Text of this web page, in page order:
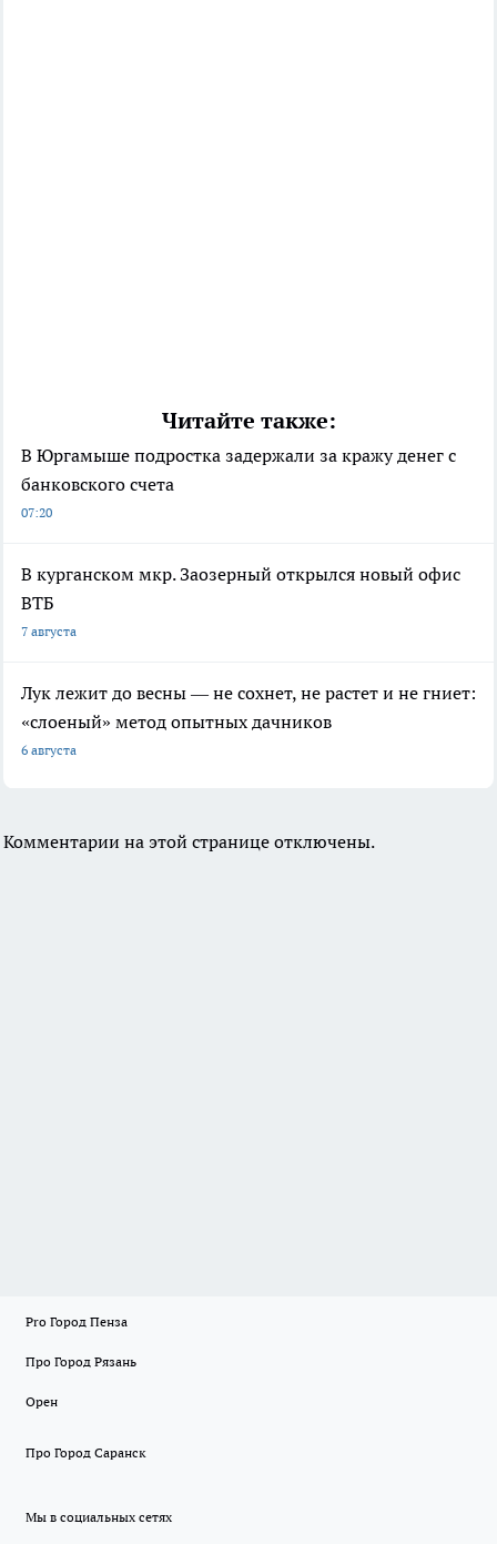
Читайте также:
В Юргамыше подростка задержали за кражу денег с
банковского счета
07:20
В курганском мкр. Заозерный открылся новый офис
ВТБ
7 августа
Лук лежит до весны — не сохнет, не растет и не гниет:
«слоеный» метод опытных дачников
6 августа
Комментарии на этой странице отключены.
Pro Город Пенза
Про Город Рязань
Орен
Про Город Саранск
Мы в социальных сетях